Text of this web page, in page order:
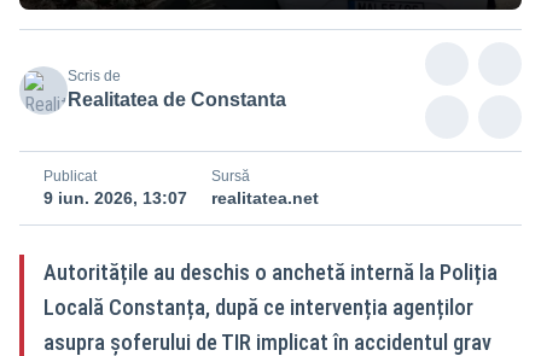
Scris de
Realitatea de Constanta
Publicat
9 iun. 2026, 13:07
Sursă
realitatea.net
Autoritățile au deschis o anchetă internă la Poliția
Locală Constanța, după ce intervenția agenților
asupra șoferului de TIR implicat în accidentul grav